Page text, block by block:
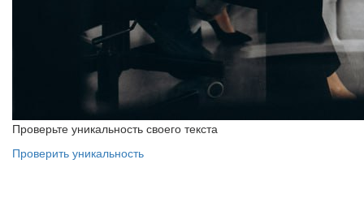
Проверьте уникальность своего текста
Проверить уникальность